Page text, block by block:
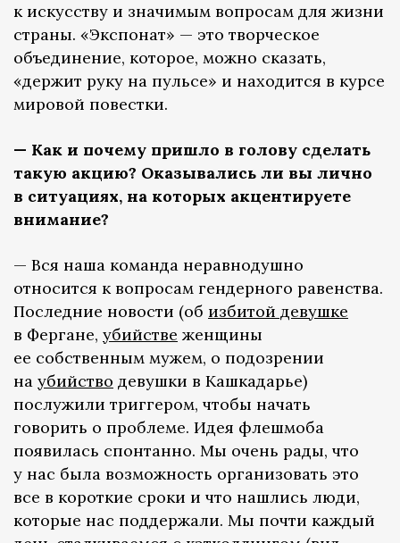
к искусству и значимым вопросам для жизни
страны. «Экспонат» — это творческое
объединение, которое, можно сказать,
«держит руку на пульсе» и находится в курсе
мировой повестки.
— Как и почему пришло в голову сделать
такую акцию? Оказывались ли вы лично
в ситуациях, на которых акцентируете
внимание?
— Вся наша команда неравнодушно
относится к вопросам гендерного равенства.
Последние новости (об избитой девушке
в Фергане, убийстве женщины
ее собственным мужем, о подозрении
на убийство девушки в Кашкадарье)
послужили триггером, чтобы начать
говорить о проблеме. Идея флешмоба
появилась спонтанно. Мы очень рады, что
у нас была возможность организовать это
все в короткие сроки и что нашлись люди,
которые нас поддержали. Мы почти каждый